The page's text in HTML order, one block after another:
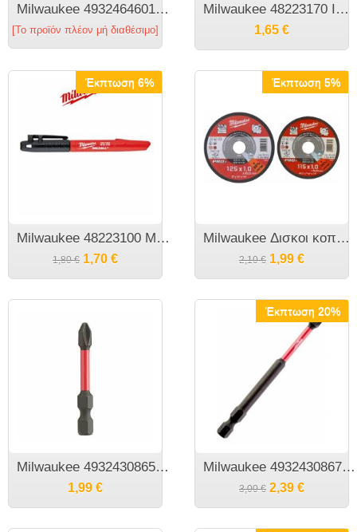
Milwaukee 4932464601 Μαγνητικό Μέτρο 10m Βαρέως τύπου
[Το προϊόν πλέον μή διαθέσιμο]
Milwaukee 48223170 INKZALL Μαρκαδόρος λεπτής μύτης κόκκινος
1,65 €
Έκπτωση 6%
Milwaukee 48223100 Μαρκαδόρος Λεπτής Μύτης 1mm
1,80 € 1,70 €
Έκπτωση 5%
Milwaukee Δισκοι κοπής ανοξειδώτου Hydro Protect
2,10 € 1,99 €
Milwaukee 4932430865 Shockwave PZ2 50mm Μύτη για κρουστικά κατσαβίδια
1,99 €
Έκπτωση 20%
Milwaukee 4932430867 Shockwave PZ2X90χιλ μύτη 1/4"
3,00 € 2,39 €